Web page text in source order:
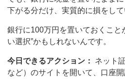
下がる分だけ、実質的に損をして
銀行に100万円を置いておくこと
い選択”かもしれないんです。
今日できるアクション：
ネット
など）のサイトを開いて、口座